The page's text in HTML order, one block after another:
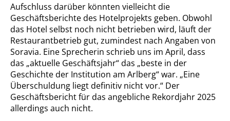
Aufschluss darüber könnten vielleicht die
Geschäftsberichte des Hotelprojekts geben. Obwohl
das Hotel selbst noch nicht betrieben wird, läuft der
Restaurantbetrieb gut, zumindest nach Angaben von
Soravia. Eine Sprecherin schrieb uns im April, dass
das „aktuelle Geschäftsjahr“ das „beste in der
Geschichte der Institution am Arlberg“ war. „Eine
Überschuldung liegt definitiv nicht vor.“ Der
Geschäftsbericht für das angebliche Rekordjahr 2025
allerdings auch nicht.